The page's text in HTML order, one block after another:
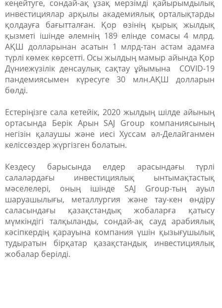
кеңейтуге, сондай-ақ ұзақ мерзімді қайырымдылық
инвестициялар арқылы академиялық орталықтарды
қолдауға бағытталған. Қор өзінің қырық жылдық
қызметі ішінде әлемнің 189 елінде сомасы 4 млрд.
АҚШ долларынан асатын 1 млрд-тан астам адамға
түрлі көмек көрсетті. Осы жылдың мамыр айында Қор
Дүниежүзілік денсаулық сақтау ұйымына COVID-19
пандемиясымен күресуге 30 млн.АҚШ долларын
бөлді.
Естеріңізге сала кетейік, 2020 жылдың шілде айының
ортасында Берік Арын SAJ Group компаниясының
негізін қалаушы және иесі Хуссам әл-Делайганмен
келіссөздер жүргізген болатын.
Кездесу барысында елдер арасындағы түрлі
салалардағы инвестициялық ынтымақтастық
мәселелері, оның ішінде SAJ Group-тың ауыл
шаруашылығы, металлургия және тау-кен өндіру
саласындағы қазақстандық жобаларға қатысу
мүмкіндігі талқыланды, сондай-ақ сауд арабиялық
кәсіпкердің қарауына компания үшін қызығушылық
тудыратын бірқатар қазақстандық инвестициялық
жобалар берілді.